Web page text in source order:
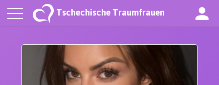
Tschechische Traumfrauen